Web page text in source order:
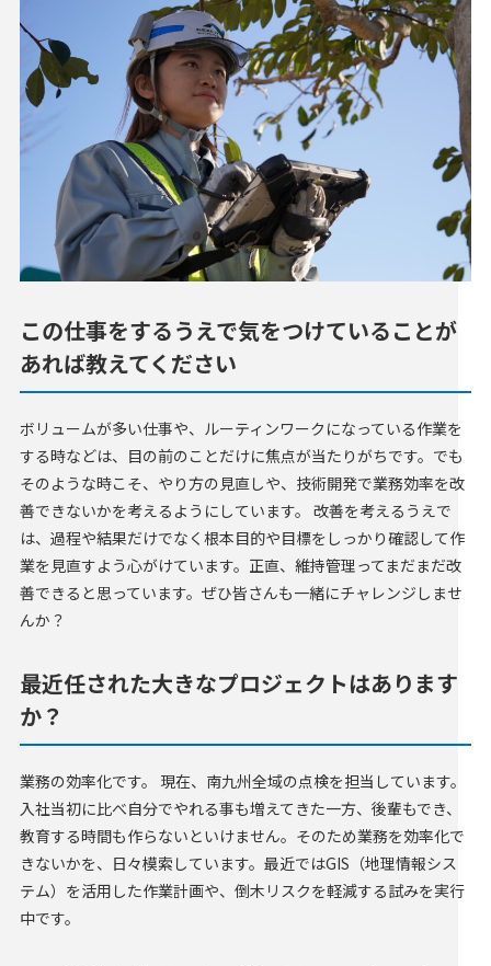
この仕事をするうえで気をつけていることが
あれば教えてください
ボリュームが多い仕事や、ルーティンワークになっている作業を
する時などは、目の前のことだけに焦点が当たりがちです。でも
そのような時こそ、やり方の見直しや、技術開発で業務効率を改
善できないかを考えるようにしています。 改善を考えるうえで
は、過程や結果だけでなく根本目的や目標をしっかり確認して作
業を見直すよう心がけています。正直、維持管理ってまだまだ改
善できると思っています。ぜひ皆さんも一緒にチャレンジしませ
んか？
最近任された大きなプロジェクトはあります
か？
業務の効率化です。 現在、南九州全域の点検を担当しています。
入社当初に比べ自分でやれる事も増えてきた一方、後輩もでき、
教育する時間も作らないといけません。そのため業務を効率化で
きないかを、日々模索しています。最近ではGIS（地理情報シス
テム）を活用した作業計画や、倒木リスクを軽減する試みを実行
中です。